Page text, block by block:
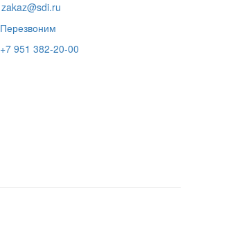
zakaz@sdi.ru
Перезвоним
+7 951 382-20-00